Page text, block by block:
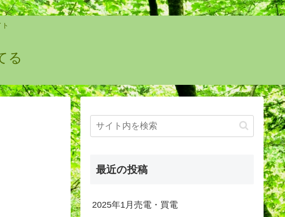
る
最近の投稿
2025年1月売電・買電